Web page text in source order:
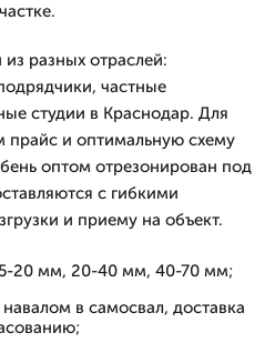
разных отраслей:
частные
студии в Краснодар. Для
прайс и оптимальную схему
оптом отрезонирован под
с гибкими
и приему на объект.
20 мм, 20-40 мм, 40-70 мм;
в самосвал, доставка